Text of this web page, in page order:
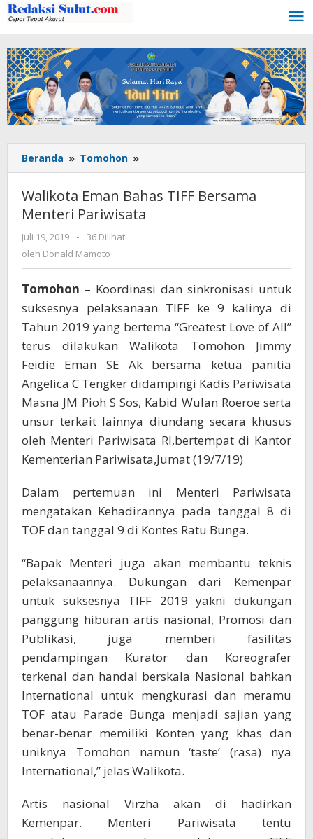
Lewati
ke
konten
Beranda » Tomohon »
Eman
Bahas
TIFF
Bersama
Walikota Eman Bahas TIFF Bersama
Menteri Pariwisata
Juli 19, 2019
oleh
Donald
-
36 Dilihat
oleh Donald Mamoto
Tomohon – Koordinasi dan sinkronisasi untuk
suksesnya pelaksanaan TIFF ke 9 kalinya di
Tahun 2019 yang bertema “Greatest Love of All”
terus dilakukan Walikota Tomohon Jimmy
Feidie Eman SE Ak bersama ketua panitia
Angelica C Tengker didampingi Kadis Pariwisata
Masna JM Pioh S Sos, Kabid Wulan Roeroe serta
unsur terkait lainnya diundang secara khusus
oleh Menteri Pariwisata RI,bertempat di Kantor
Kementerian Pariwisata,Jumat (19/7/19)
Dalam pertemuan ini Menteri Pariwisata
mengatakan Kehadirannya pada tanggal 8 di
TOF dan tanggal 9 di Kontes Ratu Bunga.
“Bapak Menteri juga akan membantu teknis
pelaksanaannya. Dukungan dari Kemenpar
untuk suksesnya TIFF 2019 yakni dukungan
panggung hiburan artis nasional, Promosi dan
Publikasi, juga memberi fasilitas
pendampingan Kurator dan Koreografer
terkenal dan handal berskala Nasional bahkan
International untuk mengkurasi dan meramu
TOF atau Parade Bunga menjadi sajian yang
benar-benar memiliki Konten yang khas dan
uniknya Tomohon namun ‘taste’ (rasa) nya
International,” jelas Walikota.
Artis nasional Virzha akan di hadirkan
Kemenpar. Menteri Pariwisata tentu